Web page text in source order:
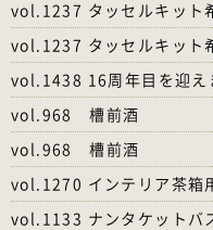
vol.1237 タッセルキット
vol.1237 タッセルキット
vol.1438 16周年目を迎え
vol.968 槽前酒
vol.968 槽前酒
vol.1270 インテリア茶箱
vol.1133 ナンタケットバ